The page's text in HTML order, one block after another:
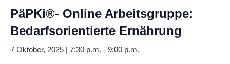
PäPKi®- Online Arbeitsgruppe:
Bedarfsorientierte Ernährung
7 Oktober, 2025 | 7:30 p.m. - 9:00 p.m.